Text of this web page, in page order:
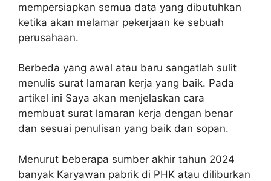
mempersiapkan semua data yang dibutuhkan
ketika akan melamar pekerjaan ke sebuah
perusahaan.
Berbeda yang awal atau baru sangatlah sulit
menulis surat lamaran kerja yang baik. Pada
artikel ini Saya akan menjelaskan cara
membuat surat lamaran kerja dengan benar
dan sesuai penulisan yang baik dan sopan.
Menurut beberapa sumber akhir tahun 2024
banyak Karyawan pabrik di PHK atau diliburkan